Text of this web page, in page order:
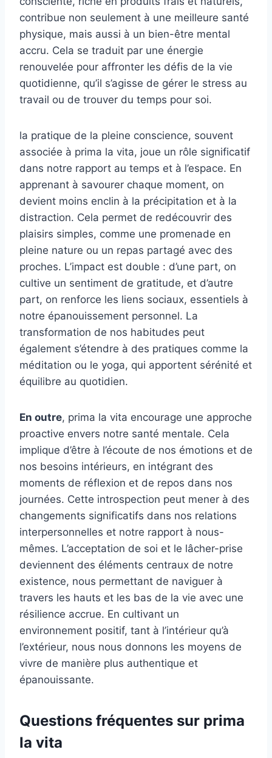
contribue non seulement à une meilleure santé
physique, mais aussi à un bien-être mental
accru. Cela se traduit par une énergie
renouvelée pour affronter les défis de la vie
quotidienne, qu’il s’agisse de gérer le stress au
travail ou de trouver du temps pour soi.
la pratique de la pleine conscience, souvent
associée à prima la vita, joue un rôle significatif
dans notre rapport au temps et à l’espace. En
apprenant à savourer chaque moment, on
devient moins enclin à la précipitation et à la
distraction. Cela permet de redécouvrir des
plaisirs simples, comme une promenade en
pleine nature ou un repas partagé avec des
proches. L’impact est double : d’une part, on
cultive un sentiment de gratitude, et d’autre
part, on renforce les liens sociaux, essentiels à
notre épanouissement personnel. La
transformation de nos habitudes peut
également s’étendre à des pratiques comme la
méditation ou le yoga, qui apportent sérénité et
équilibre au quotidien.
En outre, prima la vita encourage une approche
proactive envers notre santé mentale. Cela
implique d’être à l’écoute de nos émotions et de
nos besoins intérieurs, en intégrant des
moments de réflexion et de repos dans nos
journées. Cette introspection peut mener à des
changements significatifs dans nos relations
interpersonnelles et notre rapport à nous-
mêmes. L’acceptation de soi et le lâcher-prise
deviennent des éléments centraux de notre
existence, nous permettant de naviguer à
travers les hauts et les bas de la vie avec une
résilience accrue. En cultivant un
environnement positif, tant à l’intérieur qu’à
l’extérieur, nous nous donnons les moyens de
vivre de manière plus authentique et
épanouissante.
Questions fréquentes sur prima
la vita